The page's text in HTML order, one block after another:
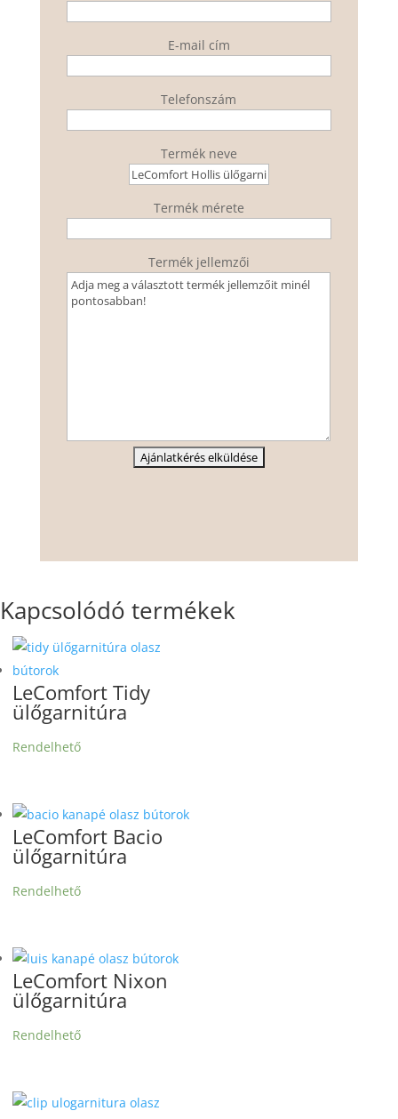
E-mail cím
Telefonszám
Termék neve
Termék mérete
Termék jellemzői
Kapcsolódó termékek
LeComfort Tidy
ülőgarnitúra
Rendelhető
LeComfort Bacio
ülőgarnitúra
Rendelhető
LeComfort Nixon
ülőgarnitúra
Rendelhető